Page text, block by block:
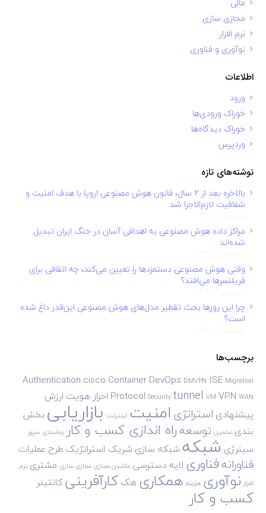
مجازی سازی
نرم افزار
نوآوری و فناوری
اطلاعات
ورود
خوراک ورودی‌ها
خوراک دیدگاه‌ها
وردپرس
نوشته‌های تازه
بالاخره بعد از ۲ سال، قانون هوش مصنوعی اروپا با هدف امنیت و
شفافیت لازم‌الاجرا شد
مراکز داده هوش مصنوعی به اهدافی آسان در جنگ ایران تبدیل
شده‌اند
وقتی هوش مصنوعی دستمزدها را تعیین می‌کند، چه اتفاقی برای
فریلنسرها می‌افتد؟
چرا این روزها بحث تقطیر مدل‌های هوش مصنوعی این‌قدر داغ شده
است؟
برچسب‌ها
Authentication cisco ContainerDevOps DMVPN ISE Migration
Protocol Security tunnel VM VPN WAN احراز هویت ارزش
پیشنهادی استراتژی امنیت اینترنت بازاریابیبخش
بندی تخمین توسعهراه اندازی کسب و کار زمانبندی سرور
سینرژی شبکه شبکه سازی شریک استراتژیک طرح عملیات
فناورانهفناوری لایه دسترسی ماشین مجازی مجازی سازی مشتری نرم
افزار نوآوری هزینه همکاری هککارآفرینیکانتینر
کسب و کار